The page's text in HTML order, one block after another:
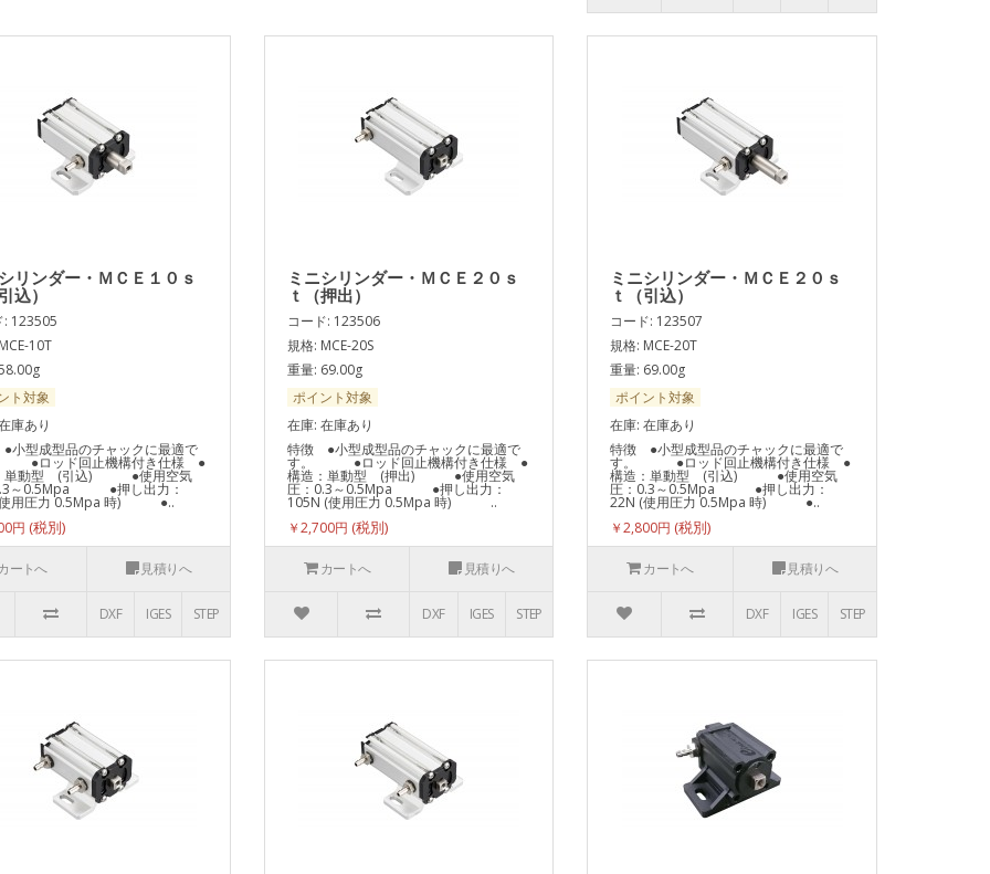
リンダー・ＭＣＥ１０ｓ
込）
: 123505
10T
ト対象
庫あり
小型成型品のチャックに最適で
ロッド回止機構付き仕様 ●
単動型 (引込) ●使用空気
～0.5Mpa ●押し出力：
使用圧力 0.5Mpa 時) ●..
円
ートへ 見積りへ
DXF IGES STEP
ミニシリンダー・ＭＣＥ２０ｓ
ｔ（押出）
コード: 123506
規格: MCE-20S
重量: 69.00g
ポイント対象
在庫: 在庫あり
特徴 ●小型成型品のチャックに最適で
す。 ●ロッド回止機構付き仕様 ●
構造：単動型 (押出) ●使用空気
圧：0.3～0.5Mpa ●押し出力：
105N (使用圧力 0.5Mpa 時) ..
￥2,700円
カートへ 見積りへ
DXF IGES STEP
ミニシリンダー・ＭＣＥ２０ｓ
ｔ（引込）
コード: 123507
規格: MCE-20T
重量: 69.00g
ポイント対象
在庫: 在庫あり
特徴 ●小型成型品のチャックに最適で
す。 ●ロッド回止機構付き仕様 ●
構造：単動型 (引込) ●使用空気
圧：0.3～0.5Mpa ●押し出力：
22N (使用圧力 0.5Mpa 時) ●..
￥2,800円
カートへ 見積りへ
DXF IGES STEP